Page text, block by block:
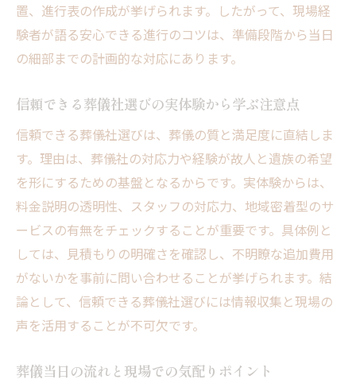
置、進行表の作成が挙げられます。したがって、現場経
験者が語る安心できる進行のコツは、準備段階から当日
の細部までの計画的な対応にあります。
信頼できる葬儀社選びの実体験から学ぶ注意点
信頼できる葬儀社選びは、葬儀の質と満足度に直結しま
す。理由は、葬儀社の対応力や経験が故人と遺族の希望
を形にするための基盤となるからです。実体験からは、
料金説明の透明性、スタッフの対応力、地域密着型のサ
ービスの有無をチェックすることが重要です。具体例と
しては、見積もりの明確さを確認し、不明瞭な追加費用
がないかを事前に問い合わせることが挙げられます。結
論として、信頼できる葬儀社選びには情報収集と現場の
声を活用することが不可欠です。
葬儀当日の流れと現場での気配りポイント